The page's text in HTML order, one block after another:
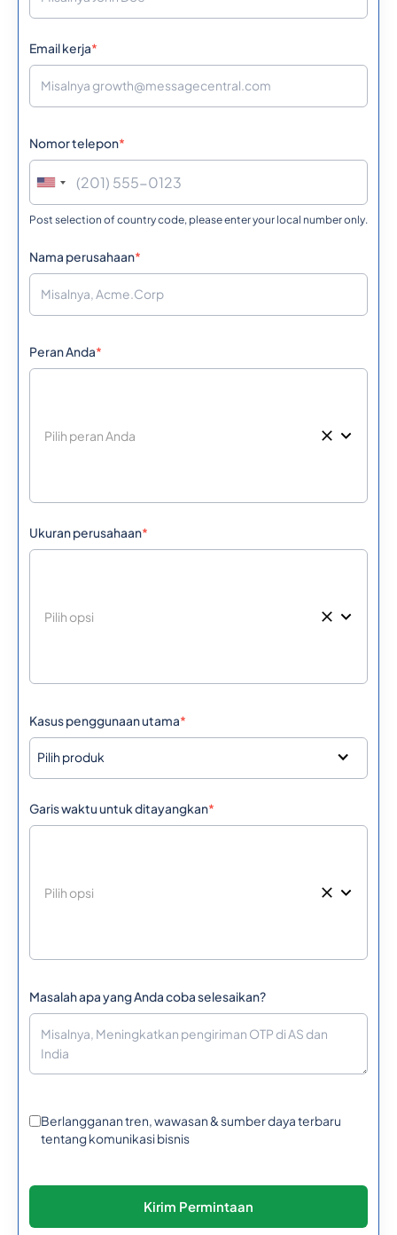
Email kerja*
Nomor telepon*
Post selection of country code, please enter your local number only.
Nama perusahaan*
Peran Anda*
Ukuran perusahaan*
Kasus penggunaan utama*
Pilih produk
Garis waktu untuk ditayangkan*
Masalah apa yang Anda coba selesaikan?
Berlangganan tren, wawasan & sumber daya terbaru
tentang komunikasi bisnis